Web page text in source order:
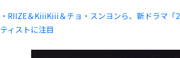
・RIIZE＆KiiiKiii＆チョ・スンヨンら、新ドラマ
ティストに注目